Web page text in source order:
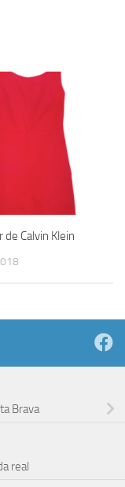
de Calvin Klein
Brava
real